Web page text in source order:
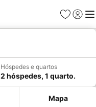
Favoritos
Iniciar
Hóspedes e quartos
2 hóspedes, 1 quarto.
Mapa